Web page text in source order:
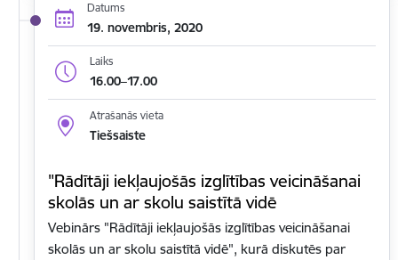
Datums
19. novembris, 2020
Laiks
16.00–17.00
Atrašanās vieta
Tiešsaiste
"Rādītāji iekļaujošās izglītības veicināšanai
skolās un ar skolu saistītā vidē
Vebinārs "Rādītāji iekļaujošās izglītības veicināšanai
skolās un ar skolu saistītā vidē", kurā diskutēs par